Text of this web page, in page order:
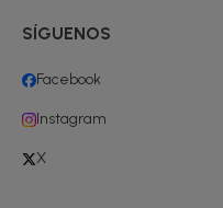
SÍGUENOS
Facebook
Instagram
X